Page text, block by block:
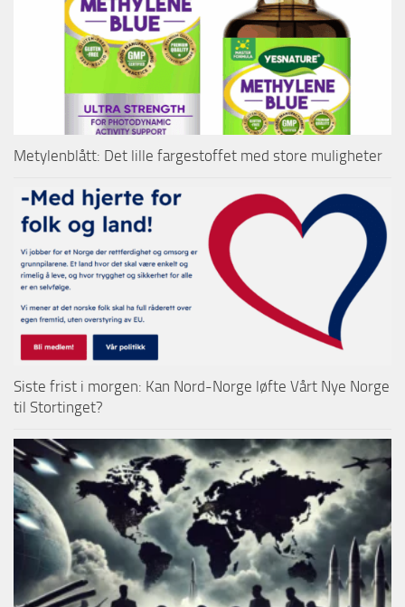
Metylenblått: Det lille fargestoffet med store muligheter
Siste frist i morgen: Kan Nord-Norge løfte Vårt Nye Norge
til Stortinget?